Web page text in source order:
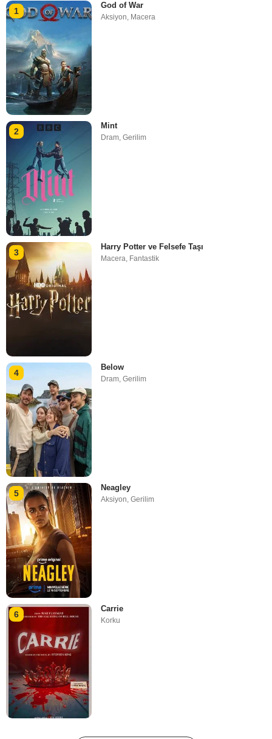
1
God of War
Aksiyon, Macera
2
Mint
Dram,Gerilim
3
Harry Potter ve Felsefe Taşı
Macera Fantastik
4
Below
Dram,Gerilim
5
Neagley
Aksiyon,Gerilim
6
Carrie
Korku